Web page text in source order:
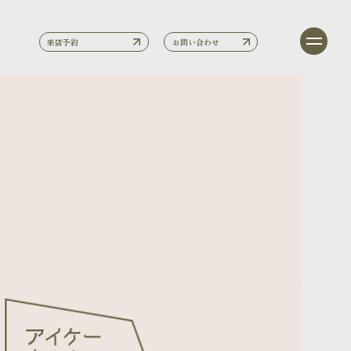
来店予約 お問い合わせ